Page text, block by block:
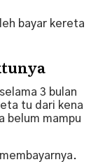
bayar kereta
3 bulan
tu dari kena
belum mampu